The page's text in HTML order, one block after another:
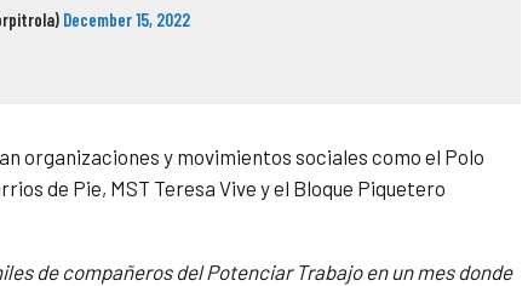
December 15, 2022
organizaciones y movimientos sociales como el Polo
de Pie, MST Teresa Vive y el Bloque Piquetero
de compañeros del Potenciar Trabajo en un mes donde